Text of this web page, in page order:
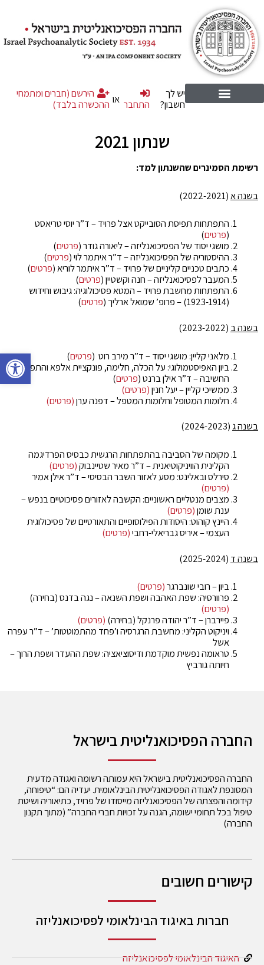
פתח
יש לך
חשבון?
התחבר או
הירשם (חברים ומתמחי
ההכשרה בלבד)
שנתון 2021
רשימת הסמינרים שהשנתון למד:
בשנה א(2022-2021)
התפתחות תפיסת הסובייקט אצל פרויד – ד”ר יוסי טריאסט
(פרטים)
מושגי יסוד של הפסיכואנליזה – ליאורה גודר (פרטים)
ההיסטוריה של הפסיכואנליזה – ד”ר איתמר לוי (פרטים)
כתבים טכניים קליניים של פרויד – ד”ר איתמר לוריא (פרטים)
המעבר לפסיכואנליזה – חנה וקשטיין (פרטים)
התפתחות מחשבת פרויד – המטא פסיכולוגיה: גיבוש וחידוש
(1923-1914) – פרופ’ שמואל ארליך (
פרטים)
בשנה ב (2023-2022)
מלאני קליין: מושגי יסוד – ד”ר מירב רוט (פרטים)
ביון האפיסטמולוגי: על הכלה, חלימה, פונקציית אלפא והתפתחות
החשיבה – ד”ר אילן ברנט (פרטים)
ממשיכי קליין – יעל חנין(פרטים)
חלומות המטופל וחלומות המטפל – דפנה ערן(פרטים)
בשנה ג(2024-2023)
מקומה של הסביבה בהתפתחות הרגשית כבסיס הפרדיגמה
הקלינית הוויניקוטיאנית – ד”ר מאיר שטיינבוק(פרטים)
סירלס ובאלינט: מסע לאזור השבר הבסיסי – ד”ר אילן אמיר
(פרטים)
מצבים מנטליים ראשוניים: הקשבה לאזורים פסיכוטיים בנפש –
ענת שומן(פרטים)
היינץ קוהוט: היסודות הפילוסופיים והתאורטיים של פסיכולוגית
העצמי – איריס גבריאלי-רחבי(פרטים)
בשנה ד (2025-2024)
ביון – רובי שונברגר(פרטים)
פרוורסיה: שפת האהבה ושפת השנאה – נגה בדנס (בחירה)
(פרטים)
פיירברן – ד”ר יהודה פרנקל (בחירה) (פרטים)
ויניקוט הקליני: מחשבת הרגרסיה ו’פחד מהתמוטטות’ – ד”ר עפרה
אשל
טראומה נפשית מוקדמת ודיסוציאציה: שפת ההעדר ושפת הרוך –
חיותה גורביץ
החברה הפסיכואנליטית בישראל
החברה הפסיכואנליטית בישראל היא עמותה רשומה ואגודה מדעית
המסונפת לאגודה הפסיכואנליטית הבינלאומית. יעדיה הם: “טיפוחה,
קידומה והפצתה של הפסיכואנליזה מייסודו של פרויד, כתיאוריה ושיטת
טיפול בכל תחומי ישומה, הגנה על זכויות חברי החברה” (מתוך תקנון
החברה)
קישורים חשובים
חברות באיגוד הבינלאומי לפסיכואנליזה
האיגוד הבינלאומי לפסיכואנליזה